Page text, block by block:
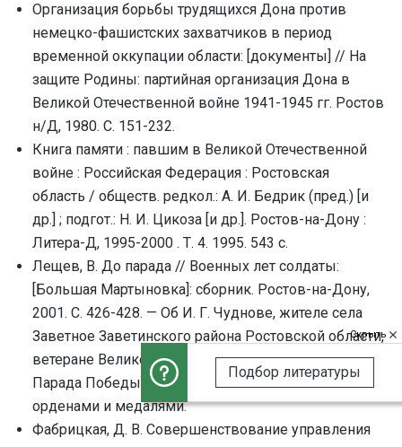
Организация борьбы трудящихся Дона против
немецко-фашистских захватчиков в период
временной оккупации области: [документы] // На
защите Родины: партийная организация Дона в
Великой Отечественной войне 1941-1945 гг. Ростов
н/Д, 1980. С. 151-232.
Книга памяти : павшим в Великой Отечественной
войне : Российская Федерация : Ростовская
область / обществ. pедкол.: А. И. Бедpик (пpед.) [и
дp.] ; подгот.: Н. И. Цикоза [и др.]. Ростов-на-Дону :
Литера-Д, 1995-2000 . Т. 4. 1995. 543 с.
Лещев, В. До парада // Военных лет солдаты:
[Большая Мартыновка]: сборник. Ростов-на-Дону,
2001. С. 426-428. — Об И. Г. Чуднове, жителе села
Заветное Заветинского района Ростовской области,
ветеране Великой Отечественной войны, участнике
Парада Победы в Москве, награжденном
орденами и медалями.
Фабрицкая, Д. В. Совершенствование управления
Скрыть
Подбор литературы